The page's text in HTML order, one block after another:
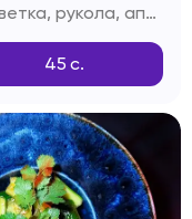
Креветка, рукола, апельсин, орехи Кешью, масло растительное, масло оливковое, лук репчатый, лимонный сок, соус Соевый, соус Унаги, кунжут белый
45 с.